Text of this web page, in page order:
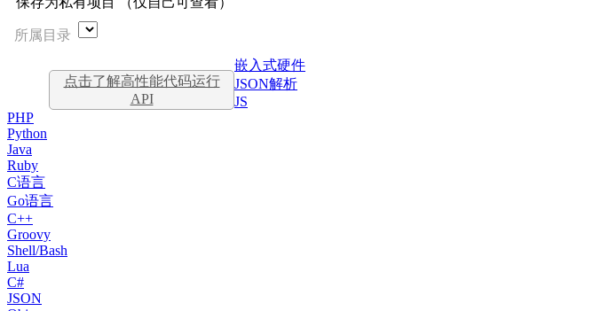
所属目录
点击了解高性能代码运行
API
嵌入式硬件
JSON解析
JS
PHP
Python
Java
Ruby
C语言
Go语言
C++
Groovy
Shell/Bash
Lua
C#
JSON